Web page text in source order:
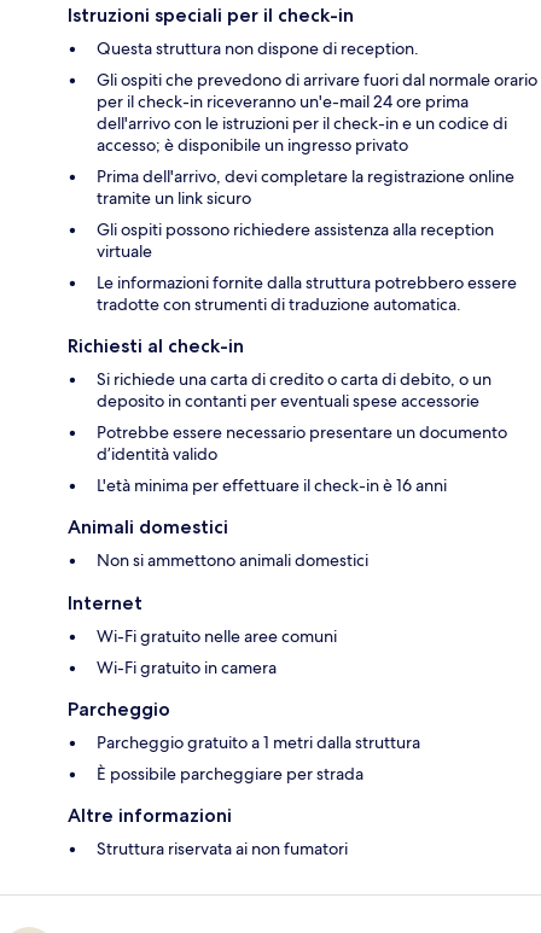
Istruzioni speciali per il check-in
Questa struttura non dispone di reception.
Gli ospiti che prevedono di arrivare fuori dal normale orario
per il check-in riceveranno un'e-mail 24 ore prima
dell'arrivo con le istruzioni per il check-in e un codice di
accesso; è disponibile un ingresso privato
Prima dell'arrivo, devi completare la registrazione online
tramite un link sicuro
Gli ospiti possono richiedere assistenza alla reception
virtuale
Le informazioni fornite dalla struttura potrebbero essere
tradotte con strumenti di traduzione automatica.
Richiesti al check-in
Si richiede una carta di credito o carta di debito, o un
deposito in contanti per eventuali spese accessorie
Potrebbe essere necessario presentare un documento
d’identità valido
L'età minima per effettuare il check-in è 16 anni
Animali domestici
Non si ammettono animali domestici
Internet
Wi-Fi gratuito nelle aree comuni
Wi-Fi gratuito in camera
Parcheggio
Parcheggio gratuito a 1 metri dalla struttura
È possibile parcheggiare per strada
Altre informazioni
Struttura riservata ai non fumatori